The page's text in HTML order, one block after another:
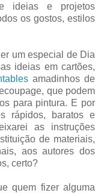
ideias e projetos
os gostos, estilos
um especial de Dia
ideias em cartões,
amadinhos de
que podem
para pintura. E por
rápidos, baratos e
as instruções
de materiais,
aos autores dos
certo?
quem fizer alguma